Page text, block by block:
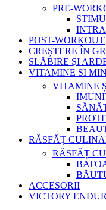
PRE-
POST-WORKOUT
CREȘTERE ÎN
SLĂBIRE ȘI
VITAMINE SI
VITAMINE
RĂSFĂȚ
RĂSFĂȚ
ACCESORII
VICTORY